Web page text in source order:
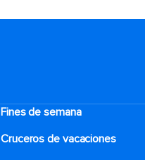
Fines de semana
Cruceros de vacaciones